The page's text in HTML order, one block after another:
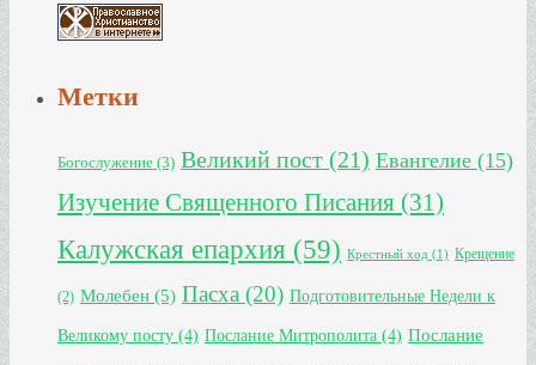
Метки
Богослужение (3) Великий пост (21) Евангелие (15)
Изучение Священного Писания (31)
Калужская епархия (59) Крестный ход (1) Крещение
(2) Молебен (5) Пасха (20) Подготовительные Недели к
Великому посту (4) Послание Митрополита (4) Послание